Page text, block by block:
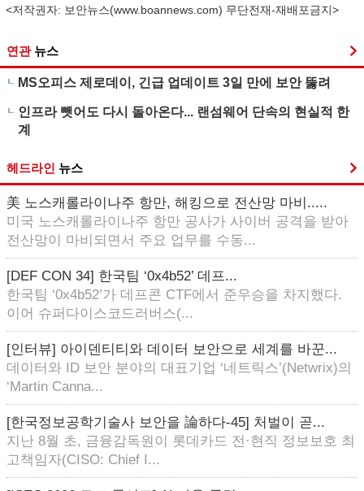
<저작권자: 보안뉴스(www.boannews.com) 무단전재-재배포금지>
연관 뉴스
MS오피스 제로데이, 긴급 업데이트 3일 만에 보안 뚫려
인프라 뺏어도 다시 돌아온다... 랜섬웨어 단속의 현실적 한
계
헤드라인 뉴스
美 노스캐롤라이나주 항만, 해킹으로 전산망 마비.....
미국 노스캐롤라이나주 항만 공사가 사이버 공격을 받아
전산망이 마비되면서 주요 업무를 수동...
[DEF CON 34] 한국팀 ‘0x4b52’ 데프...
한국팀 ‘0x4b52’가 데프콘 CTF에서 준우승을 차지했다.
이어 슈퍼다이스코드러버스(...
[인터뷰] 아이덴티티와 데이터 보안으로 세계를 바꾼...
데이터와 ID 보안 분야의 대표기업 ‘네트릭스’(Netwrix)의
‘Martin Canna...
[한국정보공학기술사 보안을 論하다-45] 처벌이 곧...
지난 8월 초, 금융감독원이 롯데카드 전·현직 정보보호 최
고책임자(CISO: Chief I...